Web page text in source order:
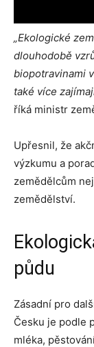
„Ekologické
dlouhodobě
biopotravinami
také více
říká ministr
Upřesnil, že
výzkumu a
zemědělcům
zemědělství.
půdu
Zásadní pro
Česku je podle
mléka,